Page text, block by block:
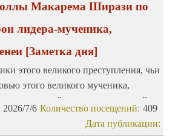
Макарема Ширази по
лидера-мученика,
[Заметка дня]
этого великого преступления, чьи
этого великого мученика,
людей и угнетенных детей, не
наказания. Эта чистая кровь
и исламская община в рамках
409
Количество посещений:
2026/7/6
Дата публикации: